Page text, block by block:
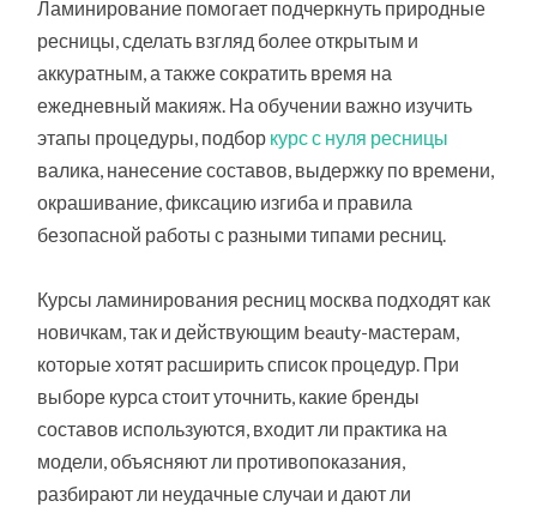
Ламинирование помогает подчеркнуть природные
ресницы, сделать взгляд более открытым и
аккуратным, а также сократить время на
ежедневный макияж. На обучении важно изучить
этапы процедуры, подбор курс с нуля ресницы
валика, нанесение составов, выдержку по времени,
окрашивание, фиксацию изгиба и правила
безопасной работы с разными типами ресниц.
Курсы ламинирования ресниц москва подходят как
новичкам, так и действующим beauty-мастерам,
которые хотят расширить список процедур. При
выборе курса стоит уточнить, какие бренды
составов используются, входит ли практика на
модели, объясняют ли противопоказания,
разбирают ли неудачные случаи и дают ли